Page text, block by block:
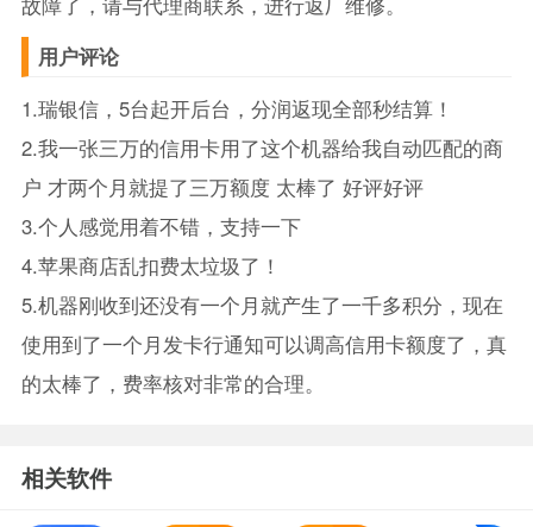
用户评论
1.瑞银信，5台起开后台，分润返现全部秒结算！
2.我一张三万的信用卡用了这个机器给我自动匹配的商
户 才两个月就提了三万额度 太棒了 好评好评
3.个人感觉用着不错，支持一下
4.苹果商店乱扣费太垃圾了！
5.机器刚收到还没有一个月就产生了一千多积分，现在
使用到了一个月发卡行通知可以调高信用卡额度了，真
的太棒了，费率核对非常的合理。
相关软件